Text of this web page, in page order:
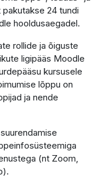
24 tundi
hooldusaegadel.
rollide ja õiguste
ligipääs Moodle
kursusele
lõppu on
ja nende
(nt Zoom,